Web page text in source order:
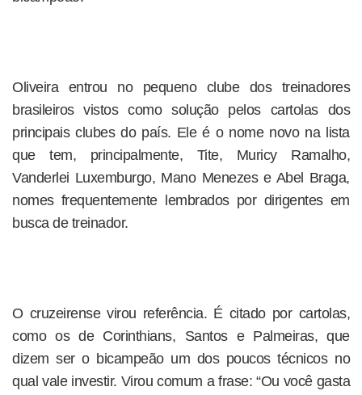
Oliveira entrou no pequeno clube dos treinadores
brasileiros vistos como solução pelos cartolas dos
principais clubes do país. Ele é o nome novo na lista
que tem, principalmente, Tite, Muricy Ramalho,
Vanderlei Luxemburgo, Mano Menezes e Abel Braga,
nomes frequentemente lembrados por dirigentes em
busca de treinador.
O cruzeirense virou referência. É citado por cartolas,
como os de Corinthians, Santos e Palmeiras, que
dizem ser o bicampeão um dos poucos técnicos no
qual vale investir. Virou comum a frase: “Ou você gasta